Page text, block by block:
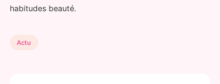
habitudes beauté.
Actu